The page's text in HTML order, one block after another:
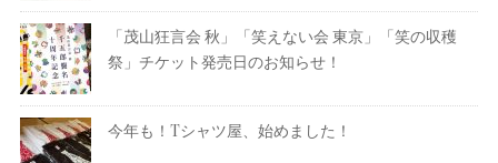
「茂山狂言会 秋」「笑えない会 東京」「笑の収穫
祭」チケット発売日のお知らせ！
今年も！Tシャツ屋、始めました！